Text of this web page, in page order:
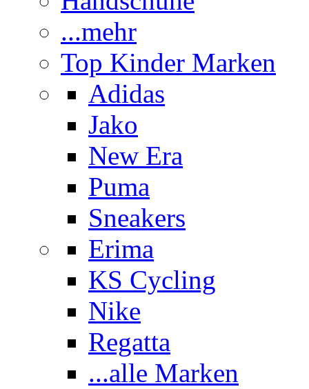
...mehr
Top Kinder Marken
Adidas
Jako
New Era
Puma
Sneakers
Erima
KS Cycling
Nike
Regatta
...alle Marken